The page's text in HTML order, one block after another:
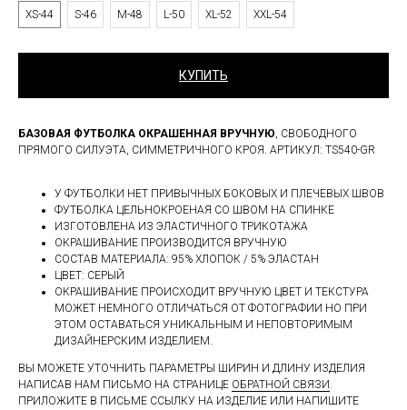
XS-44
S-46 M-48 L-50 XL-52 XXL-54
КУПИТЬ
БАЗОВАЯ ФУТБОЛКА ОКРАШЕННАЯ ВРУЧНУЮ, СВОБОДНОГО
ПРЯМОГО СИЛУЭТА, СИММЕТРИЧНОГО КРОЯ. АРТИКУЛ: TS540-GR
У ФУТБОЛКИ НЕТ ПРИВЫЧНЫХ БОКОВЫХ И ПЛЕЧЕВЫХ ШВОВ
ФУТБОЛКА ЦЕЛЬНОКРОЕНАЯ СО ШВОМ НА СПИНКЕ
ИЗГОТОВЛЕНА ИЗ ЭЛАСТИЧНОГО ТРИКОТАЖА
ОКРАШИВАНИЕ ПРОИЗВОДИТСЯ ВРУЧНУЮ
СОСТАВ МАТЕРИАЛА: 95% ХЛОПОК / 5% ЭЛАСТАН
ЦВЕТ: СЕРЫЙ
ОКРАШИВАНИЕ ПРОИСХОДИТ ВРУЧНУЮ ЦВЕТ И ТЕКСТУРА
МОЖЕТ НЕМНОГО ОТЛИЧАТЬСЯ ОТ ФОТОГРАФИИ НО ПРИ
ЭТОМ ОСТАВАТЬСЯ УНИКАЛЬНЫМ И НЕПОВТОРИМЫМ
ДИЗАЙНЕРСКИМ ИЗДЕЛИЕМ.
ВЫ МОЖЕТЕ УТОЧНИТЬ ПАРАМЕТРЫ ШИРИН И ДЛИНУ ИЗДЕЛИЯ
НАПИСАВ НАМ ПИСЬМО НА СТРАНИЦЕ ОБРАТНОЙ СВЯЗИ.
ПРИЛОЖИТЕ В ПИСЬМЕ ССЫЛКУ НА ИЗДЕЛИЕ ИЛИ НАПИШИТЕ